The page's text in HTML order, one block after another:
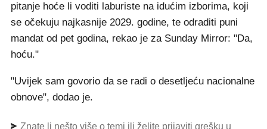
pitanje hoće li voditi laburiste na idućim izborima, koji
se očekuju najkasnije 2029. godine, te odraditi puni
mandat od pet godina, rekao je za Sunday Mirror: "Da,
hoću."
"Uvijek sam govorio da se radi o desetljeću nacionalne
obnove", dodao je.
Znate li nešto više o temi ili želite prijaviti grešku u